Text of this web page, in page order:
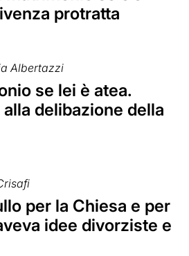
protratta
Albertazzi
se lei è atea.
delibazione della
per la Chiesa e per
idee divorziste e